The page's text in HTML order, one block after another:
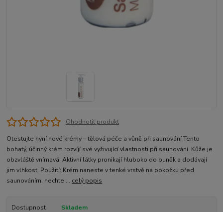
Ohodnotit produkt
Otestujte nyní nové krémy – tělová péče a vůně při saunování Tento
bohatý, účinný krém rozvíjí své vyživující vlastnosti při saunování. Kůže je
obzvláště vnímavá. Aktivní látky pronikají hluboko do buněk a dodávají
jim vlhkost. Použití: Krém naneste v tenké vrstvě na pokožku před
saunováním, nechte ... celý popis
Dostupnost
Skladem